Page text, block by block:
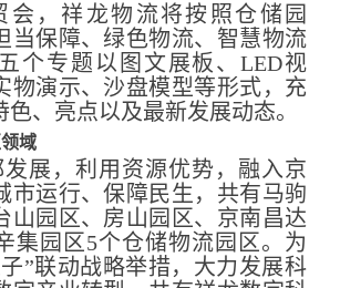
会，祥龙物流将按照仓储园
当保障、绿色物流、智慧物流
个专题以图文展板、LED视
物演示、沙盘模型等形式，充
、亮点以及最新发展动态。
域
发展，利用资源优势，融入京
市运行、保障民生，共有马驹
山园区、房山园区、京南昌达
集园区5个仓储物流园区。为
”联动战略举措，大力发展科